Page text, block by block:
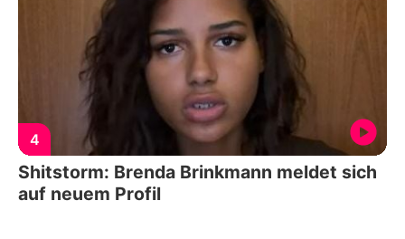
4
Shitstorm: Brenda Brinkmann meldet sich
auf neuem Profil